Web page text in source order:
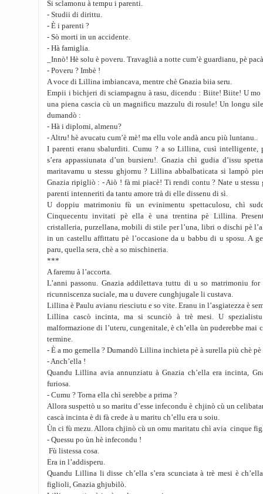
Si sclamonu à tempu i parenti.
- Studii di dirittu.
- È i parenti ?
- Sò morti in un accidente.
- Hà famiglia.
_Innò! Hè solu è poveru. Travaglià a notte cum’è guardianu, pè
- Poveru ? Imbè !
A voce di Lillina imbiancava, mentre chè Gnazia biia seru.
Empii i bichjeri di sciampagnu à rasu, dicendu : Biite! Biite! U mo
una piena cascia cù un magnificu mazzulu di rosule! Un longu
dumandò :
- Hà i diplomi, almenu?
- Altru! hè avucatu cum’è mè! ma ellu vole andà ancu più luntanu..
I parenti eranu sbalurditi. Cumu ? a so Lillina, cusì intelligente,
s’era appassiunata d’un bursieru!. Gnazia chì gudia d’issu
maritavamu u stessu ghjornu ? Lillina abbalbaticata si lampò
Gnazia ripigliò : - Aiò ! fà mi piacè! Ti rendi contu ? Nate u stessu
parenti intenneriti da tantu amore trà di elle dissenu di sì.
U doppiu matrimoniu fù un evinimentu spettaculosu, chì
Cinquecentu invitati pè ella è una trentina pè Lillina.
cristalleria, purzellana, mobili di stile per l’una, libri o dischi pè
in un castellu affittatu pè l’occasione da u babbu di u sposu. A
paru, quella sera, chè a so mischineria.
***
A faremu à l’accorta.
L’anni passonu. Gnazia addilettava tuttu di u so matrimoniu
ricunniscenza suciale, ma u duvere cunghjugale li custava.
Lillina è Paulu avianu riesciutu e so vite. Eranu in l’asgiatezza è
Lillina cascò incinta, ma si scunciò à trè mesi. U
malformazione di l’uteru, cungenitale, è ch’ella ùn puderebbe mai
termine.
- È a mo gemella ? Dumandò Lillina inchieta pè à surella più chè pè
- Anch’ella !
Quandu Lillina avia annunziatu à Gnazia ch’ella era incinta,
furiosa.
- Cumu ? Torna ella chì serebbe a prima ?
Allora suspettò u so maritu d’esse infecondu è chjinò cù un
cascà incinta è di fà crede à u maritu ch’ellu era u soiu.
Ùn ci fù mezu. Allora chjinò cù un omu maritatu chì avia cinque
- Quessu po ùn hè infecondu !
Fù listessa cosa.
Era in l’addisperu.
Quandu Lillina li disse ch’ella s’era scunciata à trè mesi è
figlioli, Gnazia ghjubilò.